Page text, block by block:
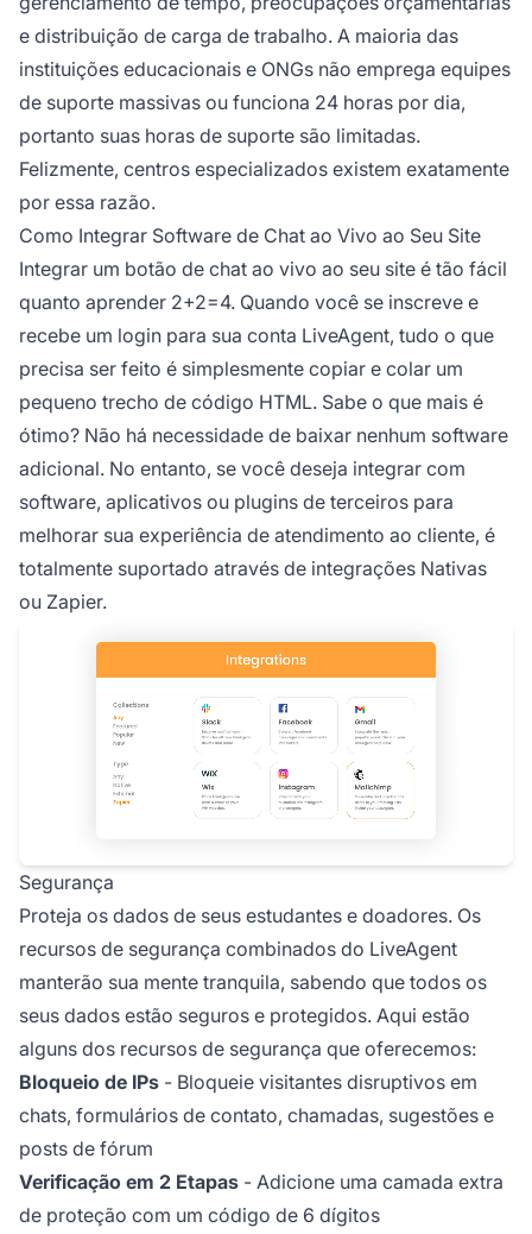
e distribuição de carga de trabalho. A maioria das
instituições educacionais e ONGs não emprega equipes
de suporte massivas ou funciona 24 horas por dia,
portanto suas horas de suporte são limitadas.
Felizmente, centros especializados existem exatamente
por essa razão.
Como Integrar Software de Chat ao Vivo ao Seu Site
Integrar um botão de chat ao vivo ao seu site é tão fácil
quanto aprender 2+2=4. Quando você se inscreve e
recebe um login para sua conta LiveAgent, tudo o que
precisa ser feito é simplesmente copiar e colar um
pequeno trecho de código HTML. Sabe o que mais é
ótimo? Não há necessidade de baixar nenhum software
adicional. No entanto, se você deseja integrar com
software, aplicativos ou plugins de terceiros para
melhorar sua experiência de atendimento ao cliente, é
totalmente suportado através de integrações Nativas
ou Zapier.
Segurança
Proteja os dados de seus estudantes e doadores. Os
recursos de segurança combinados do LiveAgent
manterão sua mente tranquila, sabendo que todos os
seus dados estão seguros e protegidos. Aqui estão
alguns dos recursos de segurança que oferecemos:
Bloqueio de IPs - Bloqueie visitantes disruptivos em
chats, formulários de contato, chamadas, sugestões e
posts de fórum
Verificação em 2 Etapas - Adicione uma camada extra
de proteção com um código de 6 dígitos